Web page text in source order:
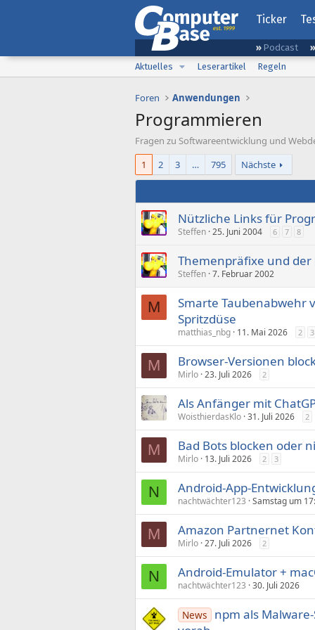
Ticker
Podcast
Aktuelles
Leserartikel Regeln
Foren Anwendungen
Programmieren
Fragen zu Softwareentwicklung und
1
2 3 … 795 Nächste
Nützliche Links für
Steffen 25. Juni 2004 6 7 8
Themenpräfixe und der
Steffen 7. Februar 2002
M
Smarte Taubenabwehr
Spritzdüse
matthias_nbg 11. Mai 2026 2 3
M Browser-Versionen
Mirlo 23. Juli 2026 2
Als Anfänger mit
WoisthierdasKlo 31. Juli 2026 2
M Bad Bots blocken oder
Mirlo 13. Juli 2026 2 3
N Android-App-
nachtwächter123 Samstag um
M Amazon Partnernet
Mirlo 27. Juli 2026 2
N Android-Emulator +
nachtwächter123 30. Juli 2026
News
npm als